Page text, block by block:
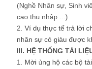
(Nghề Nhân sự, Sinh
cao thu nhập ...)
2. Ví dụ thực tế trả lời
nhân sự có giàu được
III. HỆ THỐNG TÀI
1. Mời ủng hộ các bộ